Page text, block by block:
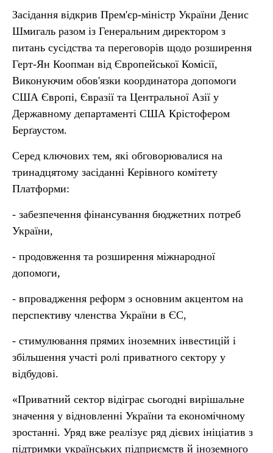
Засідання відкрив Прем'єр-міністр України Денис
Шмигаль разом із Генеральним директором з
питань сусідства та переговорів щодо розширення
Герт-Ян Коопман від Європейської Комісії,
Виконуючим обов'язки координатора допомоги
США Європі, Євразії та Центральної Азії у
Державному департаменті США Крістофером
Берґаустом.
Серед ключових тем, які обговорювалися на
тринадцятому засіданні Керівного комітету
Платформи:
- забезпечення фінансування бюджетних потреб
України,
- продовження та розширення міжнародної
допомоги,
- впровадження реформ з основним акцентом на
перспективу членства України в ЄС,
- стимулювання прямих іноземних інвестицій і
збільшення участі ролі приватного сектору у
відбудові.
«Приватний сектор відіграє сьогодні вирішальне
значення у відновленні України та економічному
зростанні. Уряд вже реалізує ряд дієвих ініціатив з
підтримки українських підприємств й іноземного